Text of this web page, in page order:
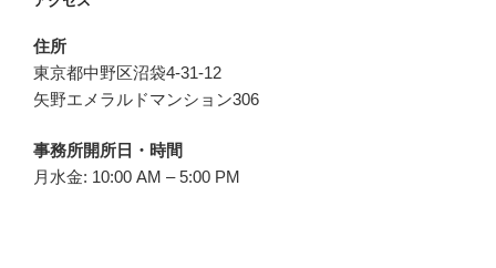
住所
東京都中野区沼袋4-31-12
矢野エメラルドマンション306
事務所開所日・時間
月水金: 10:00 AM – 5:00 PM